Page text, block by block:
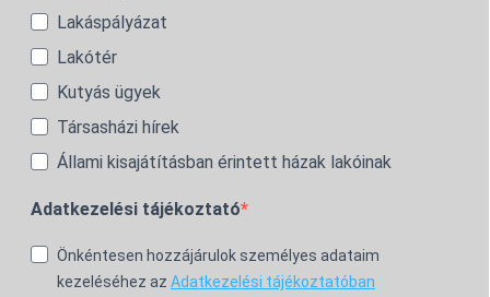
Lakáspályázat
Lakótér
Kutyás ügyek
Társasházi hírek
Állami kisajátításban érintett házak lakóinak
Adatkezelési tájékoztató
Önkéntesen hozzájárulok személyes adataim
kezeléséhez az Adatkezelési tájékoztatóban